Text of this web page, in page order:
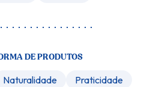
DE PRODUTOS
Naturalidade
Praticidade